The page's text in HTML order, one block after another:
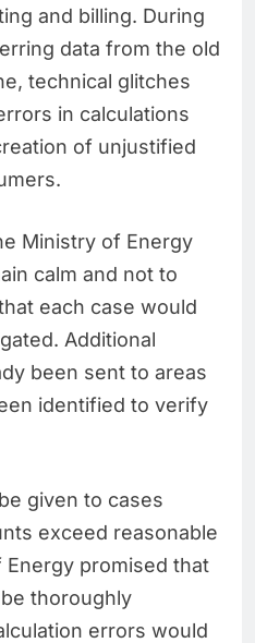
and billing. During
data from the old
technical glitches
in calculations
of unjustified
Ministry of Energy
calm and not to
each case would
Additional
been sent to areas
identified to verify
given to cases
exceed reasonable
promised that
thoroughly
errors would